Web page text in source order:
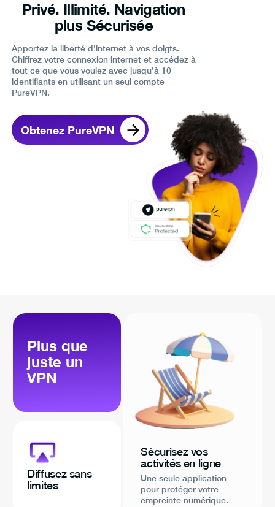
Privé. Illimité. Navigation
plus Sécurisée
Apportez la liberté d’internet à vos doigts.
Chiffrez votre connexion internet et accédez à
tout ce que vous voulez avec jusqu’à 10
identifiants en utilisant un seul compte
PureVPN.
Obtenez PureVPN
Plus que
juste un
VPN
Diffusez sans
limites
Sécurisez vos
activités en ligne
Une seule application
pour protéger votre
empreinte numérique.